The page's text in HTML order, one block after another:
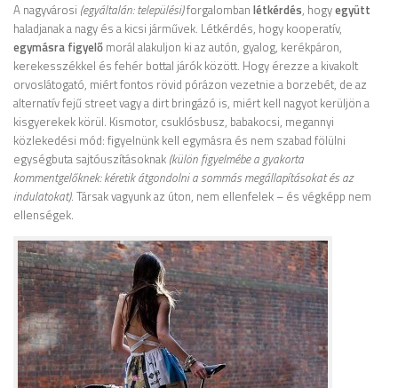
A nagyvárosi (egyáltalán: települési)forgalomban létkérdés, hogyegyütt
haladjanak a nagy és a kicsi járművek. Létkérdés, hogy kooperatív,
egymásra figyelő morál alakuljon ki az autón, gyalog, kerékpáron,
kerekesszékkel és fehér bottal járók között. Hogy érezze a kivakolt
orvoslátogató, miért fontos rövid pórázon vezetnie a borzebét, de az
alternatív fejű street vagy a dirt bringázó is, miért kell nagyot kerüljön a
kisgyerekek körül. Kismotor, csuklósbusz, babakocsi, megannyi
közlekedési mód: figyelnünk kell egymásra és nem szabad fölülni
egységbuta sajtóuszításoknak (külön figyelmébe a gyakorta
kommentgelőknek: kéretik átgondolni a sommás megállapításokat és az
indulatokat). Társak vagyunk az úton, nem ellenfelek – és végképp nem
ellenségek.